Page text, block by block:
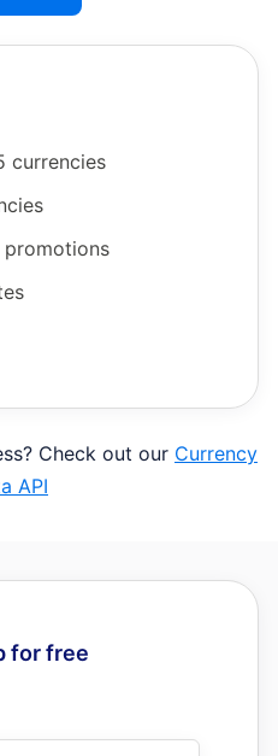
currencies
promotions
Check out our Currency
API
for free